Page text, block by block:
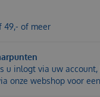
49,- of meer
u inlogt via uw
onze webshop voor